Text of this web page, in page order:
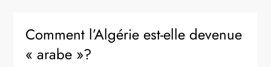
Comment l’Algérie est-elle devenue
« arabe »?